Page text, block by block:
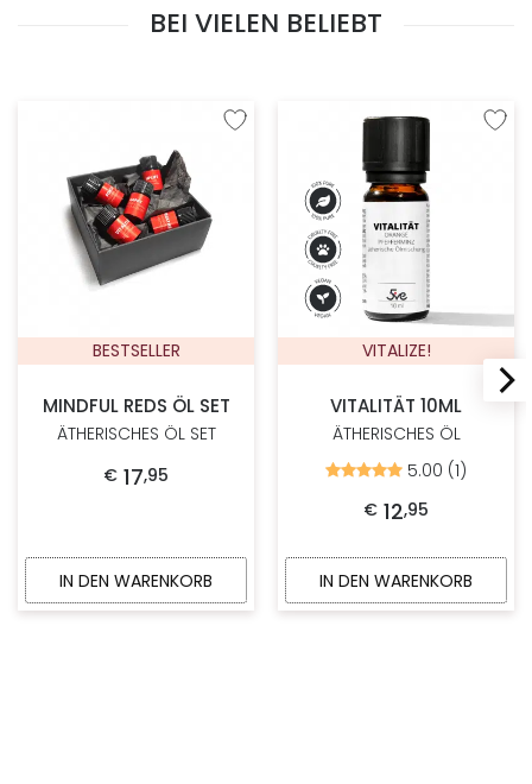
BEI VIELEN BELIEBT
Zur Wunschliste hinzufügen
BESTSELLER
MINDFUL REDS ÖL SET
ÄTHERISCHES ÖL SET
€ 17,95
IN DEN WARENKORB
Zur
VITALIZE!
VITALITÄT 10ML
ÄTHERISCHES ÖL
Bewertet
5.00
von
5.00 (1)
€ 12,95
IN DEN WARENKORB